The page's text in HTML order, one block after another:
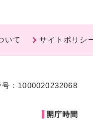
いて サイトポリシ
号：1000020232068
開庁時間